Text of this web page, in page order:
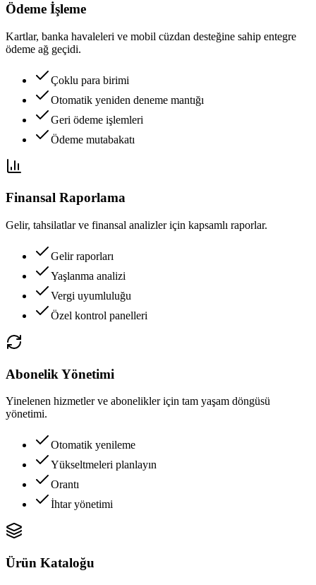
Ödeme İşleme
Kartlar, banka havaleleri ve mobil cüzdan desteğine sahip entegre
ödeme ağ geçidi.
Çoklu para birimi
Otomatik yeniden deneme mantığı
Geri ödeme işlemleri
Ödeme mutabakatı
Finansal Raporlama
Gelir, tahsilatlar ve finansal analizler için kapsamlı raporlar.
Gelir raporları
Yaşlanma analizi
Vergi uyumluluğu
Özel kontrol panelleri
Abonelik Yönetimi
Yinelenen hizmetler ve abonelikler için tam yaşam döngüsü
yönetimi.
Otomatik yenileme
Yükseltmeleri planlayın
Orantı
İhtar yönetimi
Ürün Kataloğu